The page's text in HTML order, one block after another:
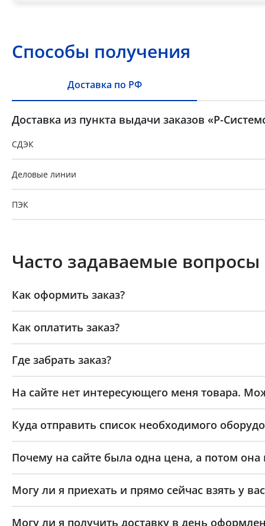
Способы получения
Доставка по РФ
Доставка из пункта выдачи заказов «Р-
СДЭК
Деловые линии
ПЭК
Байкал-Сервис
Часто задаваемые вопросы
Как оформить заказ?
Как оплатить заказ?
Где забрать заказ?
На сайте нет интересующего меня товара.
Куда отправить список необходимого
Почему на сайте была одна цена, а потом она
Могу ли я приехать и прямо сейчас взять у
Могу ли я получить доставку в день